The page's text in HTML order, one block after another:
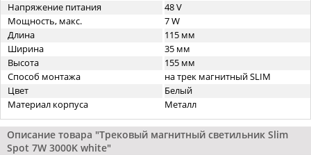
Напряжение питания
48 V
Мощность, макс.
7 W
Длина
115 мм
Ширина
35 мм
Высота
155 мм
Способ монтажа
на трек магнитный SLIM
Цвет
Белый
Материал корпуса
Металл
Описание товара "Трековый магнитный светильник Slim
Spot 7W 3000K white"